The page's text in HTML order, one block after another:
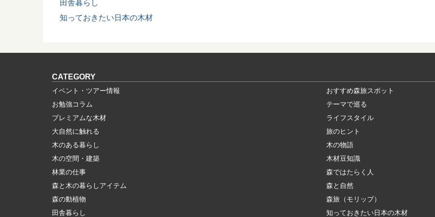
田舎暮らし
知っておきたい日本の木材
CATEGORY
イベント・ツアー情報
おすすめ森旅スポット
お勉強コラム
テーマで巡る
プレミアムな木材
ライフスタイル
大自然に触れる
旅のヒント
木のある暮らし
木の物語
木の空間・建築
木材豆知識
林業の仕事
森ではたらく人
森と木の暮らしアイテム
森と自然
森の動植物
森旅（モリップ）
田舎暮らし
知っておきたい日本の木材